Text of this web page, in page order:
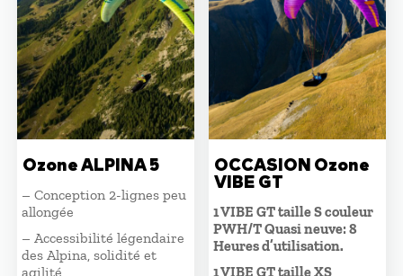
Ozone ALPINA 5
– Conception 2-lignes peu
allongée
– Accessibilité légendaire
des Alpina, solidité et
agilité
OCCASION Ozone
VIBE GT
1 VIBE GT taille S couleur
PWH/T Quasi neuve: 8
Heures d’utilisation.
1 VIBE GT taille XS